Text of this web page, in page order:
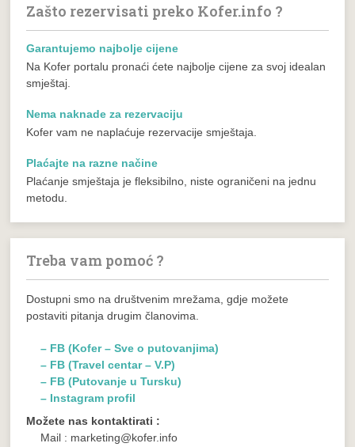
Zašto rezervisati preko Kofer.info ?
Garantujemo najbolje cijene
Na Kofer portalu pronaći ćete najbolje cijene za svoj idealan
smještaj.
Nema naknade za rezervaciju
Kofer vam ne naplaćuje rezervacije smještaja.
Plaćajte na razne načine
Plaćanje smještaja je fleksibilno, niste ograničeni na jednu
metodu.
Treba vam pomoć ?
Dostupni smo na društvenim mrežama, gdje možete
postaviti pitanja drugim članovima.
– FB (Kofer – Sve o putovanjima)
– FB (Travel centar – V.P)
– FB (Putovanje u Tursku)
– Instagram profil
Možete nas kontaktirati :
Mail : marketing@kofer.info